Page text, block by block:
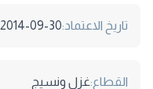
تاريخ الاعتماد:2014-09-30
القطاع:غزل ونسيج